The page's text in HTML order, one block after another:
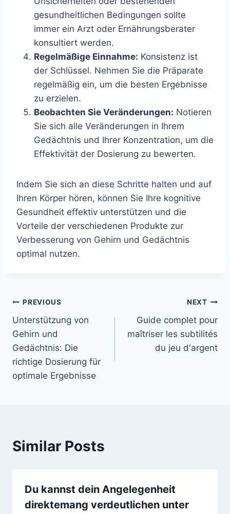
gesundheitlichen Bedingungen sollte
immer ein Arzt oder Ernährungsberater
konsultiert werden.
Regelmäßige Einnahme: Konsistenz ist
der Schlüssel. Nehmen Sie die Präparate
regelmäßig ein, um die besten Ergebnisse
zu erzielen.
Beobachten Sie Veränderungen: Notieren
Sie sich alle Veränderungen in Ihrem
Gedächtnis und Ihrer Konzentration, um die
Effektivität der Dosierung zu bewerten.
Indem Sie sich an diese Schritte halten und auf
Ihren Körper hören, können Sie Ihre kognitive
Gesundheit effektiv unterstützen und die
Vorteile der verschiedenen Produkte zur
Verbesserung von Gehirn und Gedächtnis
optimal nutzen.
Post
navigation
PREVIOUS
Unterstützung von
Gehirn und
Gedächtnis: Die
richtige Dosierung für
optimale Ergebnisse
NEXT
Guide complet pour
maîtriser les subtilités
du jeu d'argent
Similar Posts
Du kannst dein Angelegenheit
direktemang verdeutlichen unter